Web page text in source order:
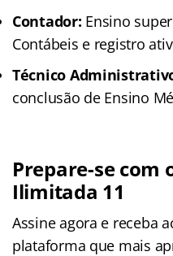
Contador: Ensino
Contábeis e registro
Técnico
conclusão de Ensino
Prepare-se com
Ilimitada 11
Assine agora e receba
plataforma que mais